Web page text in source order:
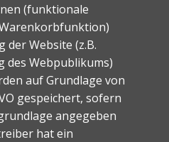
(funktionale
Website (z.B.
des Webpublikums)
auf Grundlage von
gespeichert, sofern
angegeben
hat ein